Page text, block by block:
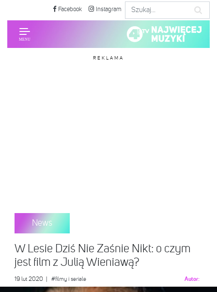
Facebook Instagram
REKLAMA
News
W Lesie Dziś Nie Zaśnie Nikt: o czym
jest film z Julią Wieniawą?
19 lut 2020 #filmy i seriale Autor: